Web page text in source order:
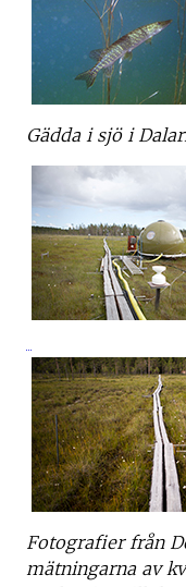
Gädda i sjö i
Fotografier från
mätningarna av